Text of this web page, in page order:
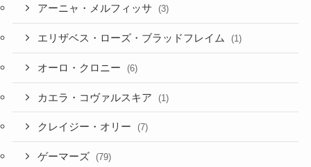
アーニャ・メルフィッサ (3)
エリザベス・ローズ・ブラッドフレイム (1)
オーロ・クロニー (6)
カエラ・コヴァルスキア (1)
クレイジー・オリー (7)
ゲーマーズ (79)